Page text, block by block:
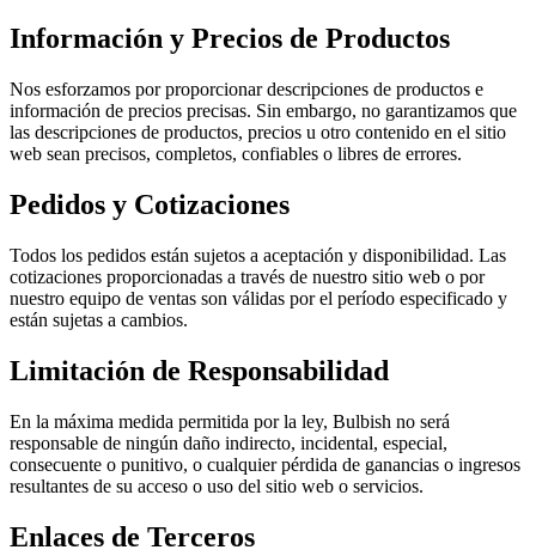
Información y Precios de Productos
Nos esforzamos por proporcionar descripciones de productos e
información de precios precisas. Sin embargo, no garantizamos que
las descripciones de productos, precios u otro contenido en el sitio
web sean precisos, completos, confiables o libres de errores.
Pedidos y Cotizaciones
Todos los pedidos están sujetos a aceptación y disponibilidad. Las
cotizaciones proporcionadas a través de nuestro sitio web o por
nuestro equipo de ventas son válidas por el período especificado y
están sujetas a cambios.
Limitación de Responsabilidad
En la máxima medida permitida por la ley, Bulbish no será
responsable de ningún daño indirecto, incidental, especial,
consecuente o punitivo, o cualquier pérdida de ganancias o ingresos
resultantes de su acceso o uso del sitio web o servicios.
Enlaces de Terceros